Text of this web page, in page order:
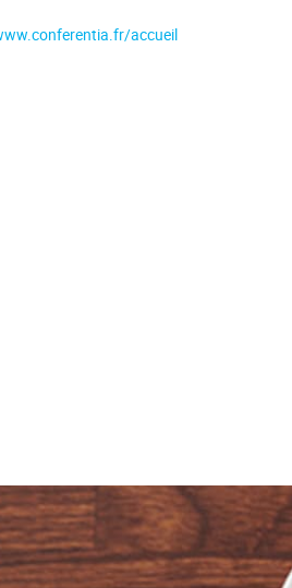
accueil